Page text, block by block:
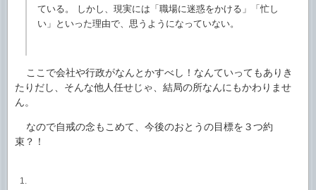
ている。 しかし、現実には「職場に迷惑をかける」「忙し
い」といった理由で、思うようになっていない。
ここで会社や行政がなんとかすべし！なんていってもありき
たりだし、そんな他人任せじゃ、結局の所なんにもかわりませ
ん。
なので自戒の念もこめて、今後のおとうの目標を３つ約
束？！